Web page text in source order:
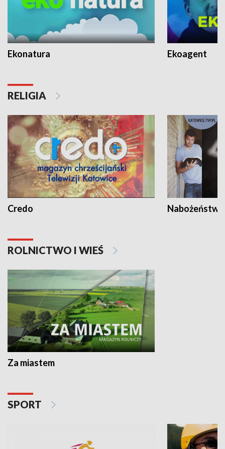
Ekonatura Ekoagent
RELIGIA
Credo
ROLNICTWO I WIEŚ
Za miastem
SPORT